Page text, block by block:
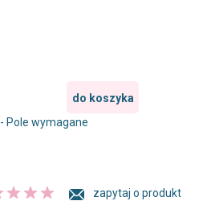
do koszyka
- Pole wymagane
zapytaj o produkt